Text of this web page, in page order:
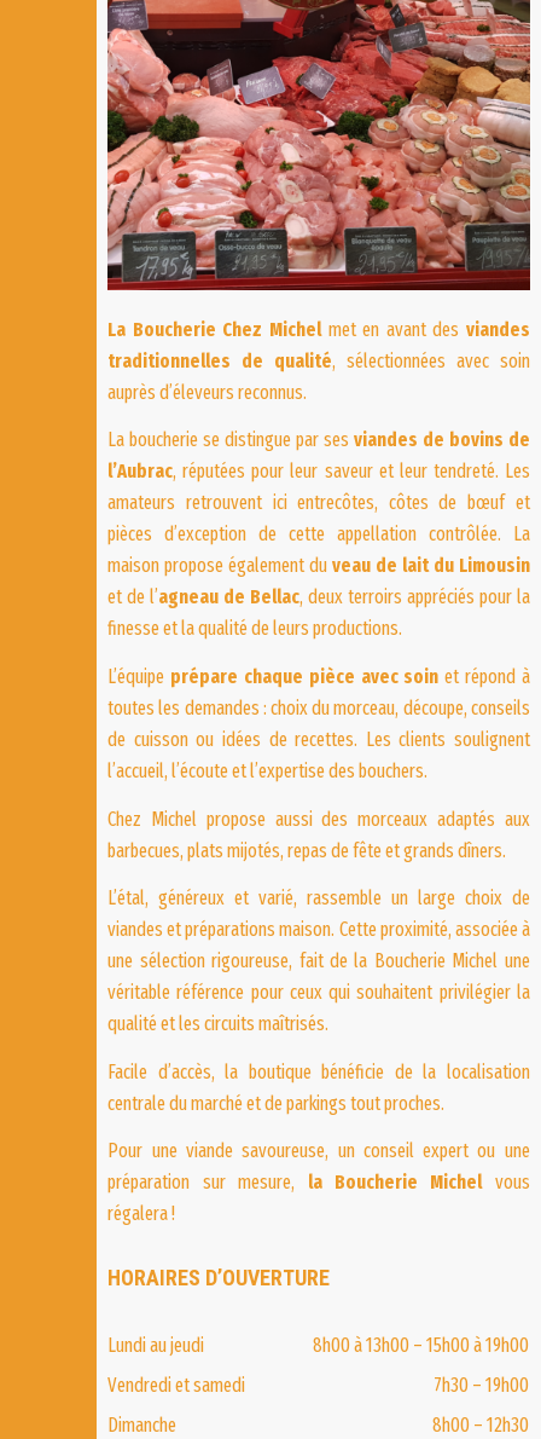
La Boucherie Chez Michelmet en avant des viandes
traditionnelles de qualité, sélectionnées avec soin
auprès d’éleveurs reconnus.
La boucherie se distingue par ses viandes de bovins de
l’Aubrac, réputées pour leur saveur et leur tendreté. Les
amateurs retrouvent ici entrecôtes, côtes de bœuf et
pièces d’exception de cette appellation contrôlée. La
maison propose également du veau de lait du Limousin
et de l’agneau de Bellac, deux terroirs appréciés pour la
finesse et la qualité de leurs productions.
L’équipe prépare chaque pièce avec soin et répond à
toutes les demandes : choix du morceau, découpe, conseils
de cuisson ou idées de recettes. Les clients soulignent
l’accueil, l’écoute et l’expertise des bouchers.
Chez Michel propose aussi des morceaux adaptés aux
barbecues, plats mijotés, repas de fête et grands dîners.
L’étal, généreux et varié, rassemble un large choix de
viandes et préparations maison. Cette proximité, associée à
une sélection rigoureuse, fait de la Boucherie Michel une
véritable référence pour ceux qui souhaitent privilégier la
qualité et les circuits maîtrisés.
Facile d’accès, la boutique bénéficie de la localisation
centrale du marché et de parkings tout proches.
Pour une viande savoureuse, un conseil expert ou une
préparation sur mesure, la Boucherie Michelvous
régalera !
HORAIRES D’OUVERTURE
Lundi au jeudi
8h00 à 13h00 – 15h00 à 19h00
Vendredi et samedi
7h30 – 19h00
Dimanche
8h00 – 12h30